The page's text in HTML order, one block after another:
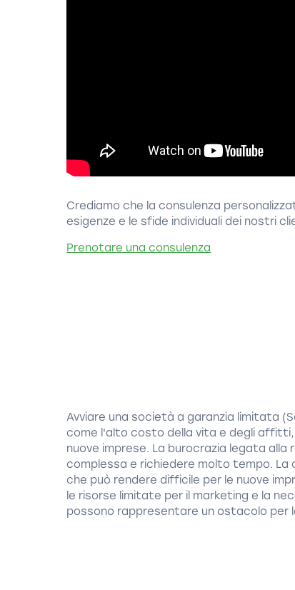
Crediamo che la consulenza
esigenze e le sfide individuali dei nostri
Prenotare una consulenza
Avviare una società a garanzia limitata
come l'alto costo della vita e degli
nuove imprese. La burocrazia legata
complessa e richiedere molto tempo.
che può rendere difficile per le nuove
le risorse limitate per il marketing e la
possono rappresentare un ostacolo per